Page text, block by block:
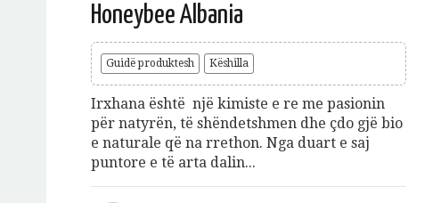
Honeybee Albania
Guidë produktesh Këshilla
Irxhana është një kimiste e re me pasionin
për natyrën, të shëndetshmen dhe çdo gjë bio
e naturale që na rrethon. Nga duart e saj
puntore e të arta dalin...